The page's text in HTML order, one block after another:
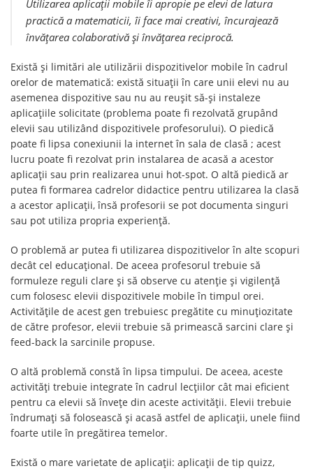
Utilizarea aplicații mobile îi apropie pe elevi de latura
practică a matematicii, îi face mai creativi, încurajează
învățarea colaborativă și învățarea reciprocă.
Există și limitări ale utilizării dispozitivelor mobile în cadrul
orelor de matematică: există situații în care unii elevi nu au
asemenea dispozitive sau nu au reușit să-și instaleze
aplicațiile solicitate (problema poate fi rezolvată grupând
elevii sau utilizând dispozitivele profesorului). O piedică
poate fi lipsa conexiunii la internet în sala de clasă ; acest
lucru poate fi rezolvat prin instalarea de acasă a acestor
aplicații sau prin realizarea unui hot-spot. O altă piedică ar
putea fi formarea cadrelor didactice pentru utilizarea la clasă
a acestor aplicații, însă profesorii se pot documenta singuri
sau pot utiliza propria experiență.
O problemă ar putea fi utilizarea dispozitivelor în alte scopuri
decât cel educațional. De aceea profesorul trebuie să
formuleze reguli clare și să observe cu atenție și vigilență
cum folosesc elevii dispozitivele mobile în timpul orei.
Activitățile de acest gen trebuiesc pregătite cu minuțiozitate
de către profesor, elevii trebuie să primească sarcini clare și
feed-back la sarcinile propuse.
O altă problemă constă în lipsa timpului. De aceea, aceste
activități trebuie integrate în cadrul lecțiilor cât mai eficient
pentru ca elevii să învețe din aceste activității. Elevii trebuie
îndrumați să folosească și acasă astfel de aplicații, unele fiind
foarte utile în pregătirea temelor.
Există o mare varietate de aplicații: aplicații de tip quizz,